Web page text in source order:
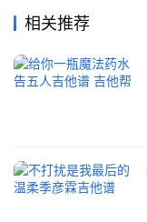
相关推荐